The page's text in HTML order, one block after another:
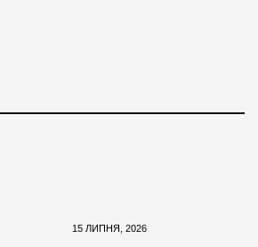
15 ЛИПНЯ, 2026